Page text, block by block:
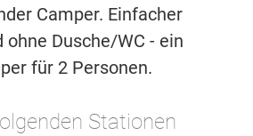
Camper. Einfacher
Dusche/WC - ein
für 2 Personen.
Stationen